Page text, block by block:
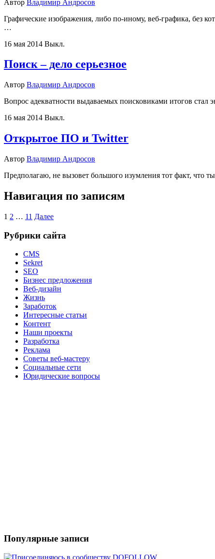
Автор Владимир Андросов
Графические изображения, либо по-иному, веб-графика, без
…
16 мая 2014 Выкл.
Поиск – дело серьезное
Автор Владимир Андросов
Вопрос адекватности выдаваемых поисковиками итогов стал
16 мая 2014 Выкл.
Открытое ПО и Twitter
Автор Владимир Андросов
Предполагаю, не вызовет большого изумления тот факт, что
Навигация по записям
1 2 … 11 Далее
Рубрики сайта
CMS
Sekret
SEO
Бизнес предложения
Веб-дизайн
Жизнь
Заработок
Интересные статьи
Контент
Наши проекты
Разработка
Реклама
Советы веб-мастеру
Социальные сети
Юридические вопросы
Популярные записи